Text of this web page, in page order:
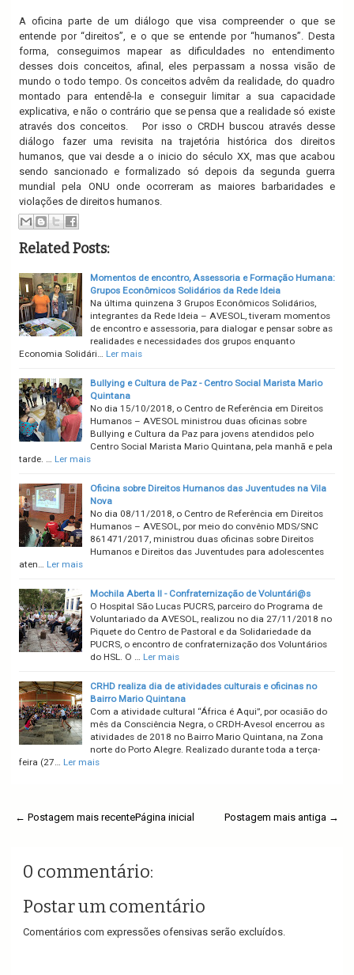
A oficina parte de um diálogo que visa compreender o que se
entende por “direitos”, e o que se entende por “humanos”. Desta
forma, conseguimos mapear as dificuldades no entendimento
desses dois conceitos, afinal, eles perpassam a nossa visão de
mundo o todo tempo. Os conceitos advêm da realidade, do quadro
montado para entendê-la e conseguir limitar a sua capacidade
explicativa, e não o contrário que se pensa que a realidade só existe
através dos conceitos. Por isso o CRDH buscou através desse
diálogo fazer uma revisita na trajetória histórica dos direitos
humanos, que vai desde a o inicio do século XX, mas que acabou
sendo sancionado e formalizado só depois da segunda guerra
mundial pela ONU onde ocorreram as maiores barbaridades e
violações de direitos humanos.
Related Posts:
Momentos de encontro, Assessoria e Formação Humana:
Grupos Econômicos Solidários da Rede Ideia
Na última quinzena 3 Grupos Econômicos Solidários,
integrantes da Rede Ideia – AVESOL, tiveram momentos
de encontro e assessoria, para dialogar e pensar sobre as
realidades e necessidades dos grupos enquanto
Economia Solidári… Ler mais
Bullying e Cultura de Paz - Centro Social Marista Mario
Quintana
No dia 15/10/2018, o Centro de Referência em Direitos
Humanos – AVESOL ministrou duas oficinas sobre
Bullying e Cultura da Paz para jovens atendidos pelo
Centro Social Marista Mario Quintana, pela manhã e pela
tarde. … Ler mais
Oficina sobre Direitos Humanos das Juventudes na Vila
Nova
No dia 08/11/2018, o Centro de Referência em Direitos
Humanos – AVESOL, por meio do convênio MDS/SNC
861471/2017, ministrou duas oficinas sobre Direitos
Humanos e Direitos das Juventudes para adolescentes
aten… Ler mais
Mochila Aberta II - Confraternização de Voluntári@s
O Hospital São Lucas PUCRS, parceiro do Programa de
Voluntariado da AVESOL, realizou no dia 27/11/2018 no
Piquete do Centro de Pastoral e da Solidariedade da
PUCRS, o encontro de confraternização dos Voluntários
do HSL. O … Ler mais
CRHD realiza dia de atividades culturais e oficinas no
Bairro Mario Quintana
Com a atividade cultural “África é Aqui”, por ocasião do
mês da Consciência Negra, o CRDH-Avesol encerrou as
atividades de 2018 no Bairro Mario Quintana, na Zona
norte do Porto Alegre. Realizado durante toda a terça-
feira (27… Ler mais
← Postagem mais recente Postagem mais antiga →
Página inicial
0 commentário:
Postar um comentário
Comentários com expressões ofensivas serão excluídos.